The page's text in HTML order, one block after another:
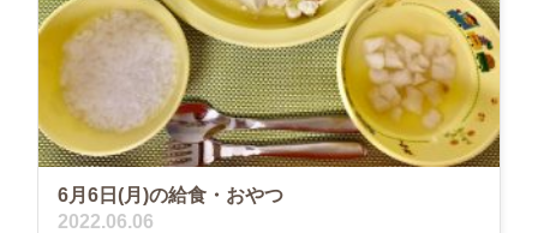
6月6日(月)の給食・おやつ
2022.06.06